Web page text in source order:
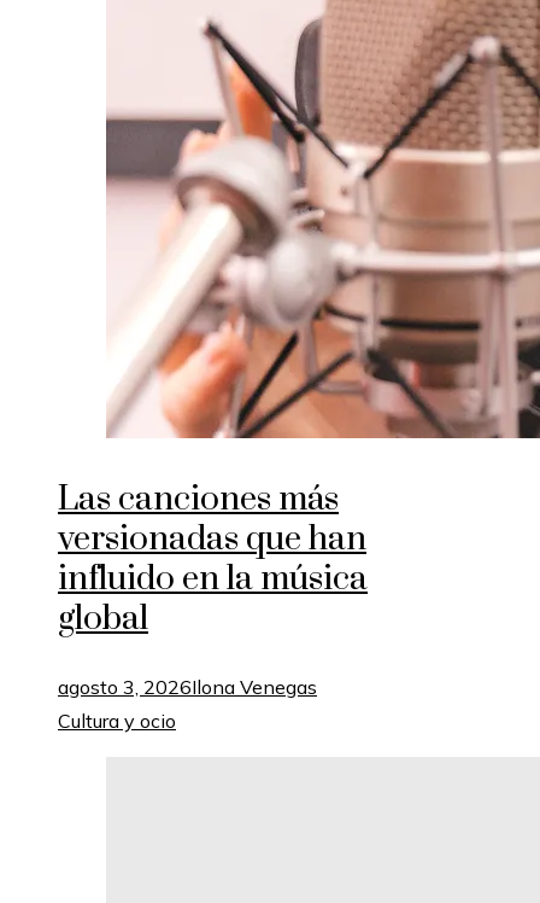
Las canciones más
versionadas que han
influido en la música
global
agosto 3, 2026Ilona Venegas
Cultura y ocio